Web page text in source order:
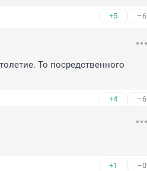
+5 –6
То посредственного
+4 –6
+1 –0